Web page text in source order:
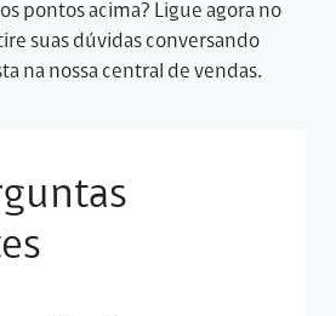
pontos acima? Ligue agora no
suas dúvidas conversando
na nossa central de vendas.